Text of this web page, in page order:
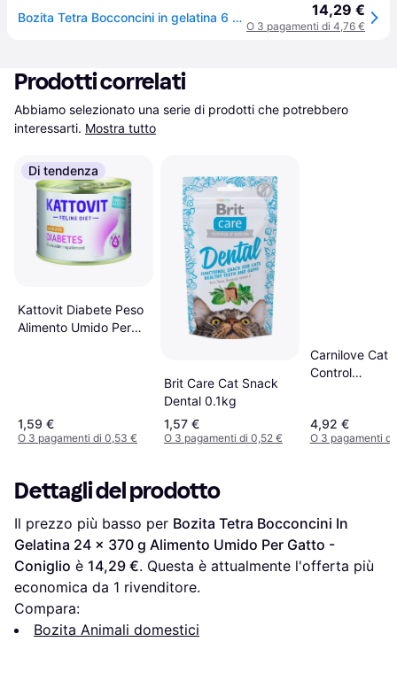
Bozita Tetra Bocconcini in gelatina 6 x 370 g - Coniglio 14,29 €
O 3 pagamenti di 4,76 €
Prodotti correlati
Abbiamo selezionato una serie di prodotti che potrebbero
interessarti. Mostra tutto
Di tendenza
Kattovit Diabete Peso
Alimento Umido Per
1,59 €
O 3 pagamenti di 0,53 €
Brit Care Cat Snack
Dental 0.1kg
1,57 €
O 3 pagamenti di 0,52 €
Carnilove Cat
Control
4,92 €
O 3 pagamenti di
Dettagli del prodotto
Il prezzo più basso per Bozita Tetra Bocconcini In
Gelatina 24 x 370 g Alimento Umido Per Gatto -
Coniglio è 14,29 €. Questa è attualmente l'offerta più
economica da 1 rivenditore.
Compara:
Bozita Animali domestici